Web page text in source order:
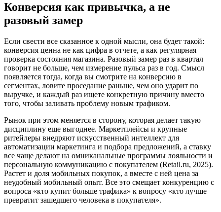
Конверсия как привычка, а не
разовый замер
Если свести все сказанное к одной мысли, она будет такой:
конверсия ценна не как цифра в отчете, а как регулярная
проверка состояния магазина. Разовый замер раз в квартал
говорит не больше, чем измерение пульса раз в год. Смысл
появляется тогда, когда вы смотрите на конверсию в
сегментах, ловите проседание раньше, чем оно ударит по
выручке, и каждый раз ищете конкретную причину вместо
того, чтобы заливать проблему новым трафиком.
Рынок при этом меняется в сторону, которая делает такую
дисциплину еще выгоднее. Маркетплейсы и крупные
ритейлеры внедряют искусственный интеллект для
автоматизации маркетинга и подбора предложений, а ставку
все чаще делают на омниканальные программы лояльности и
персональную коммуникацию с покупателем (Retail.ru, 2025).
Растет и доля мобильных покупок, а вместе с ней цена за
неудобный мобильный опыт. Все это смещает конкуренцию с
вопроса «кто купит больше трафика» к вопросу «кто лучше
превратит зашедшего человека в покупателя».